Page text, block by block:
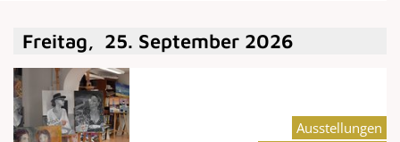
Freitag, 25. September 2026
Ausstellungen